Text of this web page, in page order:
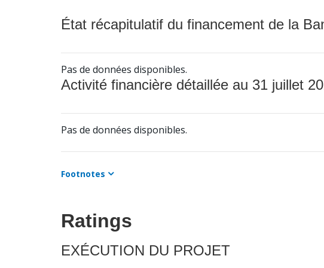
État récapitulatif du financement de la
Pas de données disponibles.
Activité financière détaillée au 31 juillet
Pas de données disponibles.
Footnotes
Ratings
EXÉCUTION DU PROJET